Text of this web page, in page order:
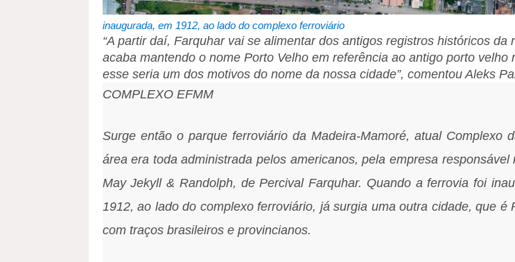
inaugurada, em 1912, ao lado do complexo ferroviário
“A partir daí, Farquhar vai se alimentar dos antigos registros históricos da
acaba mantendo o nome Porto Velho em referência ao antigo porto velho
esse seria um dos motivos do nome da nossa cidade”, comentou Aleks
COMPLEXO EFMM
Surge então o parque ferroviário da Madeira-Mamoré, atual Complexo
área era toda administrada pelos americanos, pela empresa responsável
May Jekyll & Randolph, de Percival Farquhar. Quando a ferrovia foi
1912, ao lado do complexo ferroviário, já surgia uma outra cidade, que é
com traços brasileiros e provincianos.